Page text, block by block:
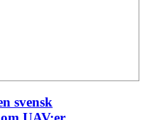
svensk